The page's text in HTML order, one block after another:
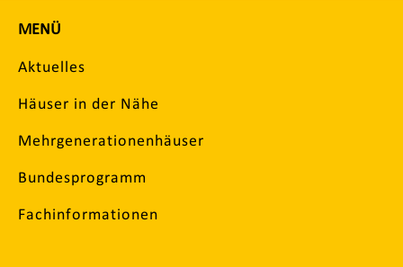
MENÜ
Aktuelles
Häuser in der Nähe
Mehrgenerationenhäuser
Bundesprogramm
Fachinformationen